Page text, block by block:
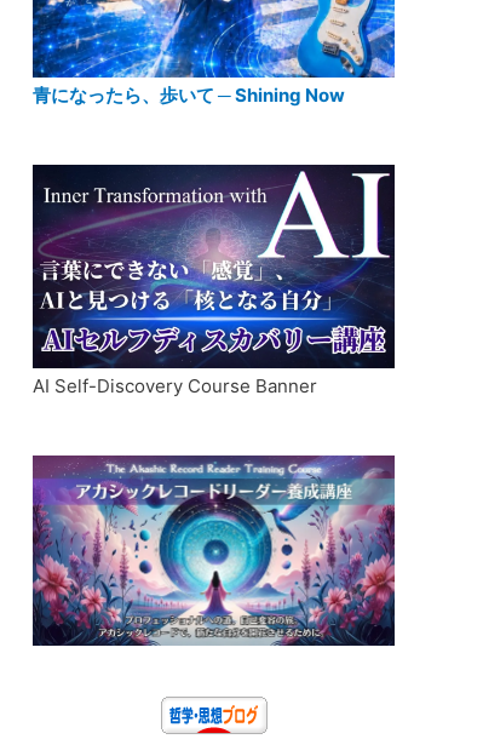
青になったら、歩いて ─ Shining Now
AI Self-Discovery Course Banner